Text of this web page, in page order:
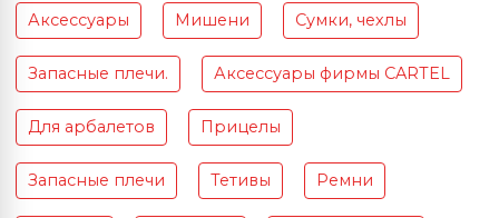
Аксессуары Мишени Сумки, чехлы
Запасные плечи. Аксессуары фирмы CARTEL
Для арбалетов Прицелы
Запасные плечи Тетивы Ремни